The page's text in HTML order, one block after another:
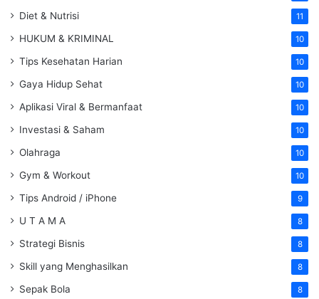
Diet & Nutrisi 11
HUKUM & KRIMINAL 10
Tips Kesehatan Harian 10
Gaya Hidup Sehat 10
Aplikasi Viral & Bermanfaat 10
Investasi & Saham 10
Olahraga 10
Gym & Workout 10
Tips Android / iPhone 9
U T A M A 8
Strategi Bisnis 8
Skill yang Menghasilkan 8
Sepak Bola 8